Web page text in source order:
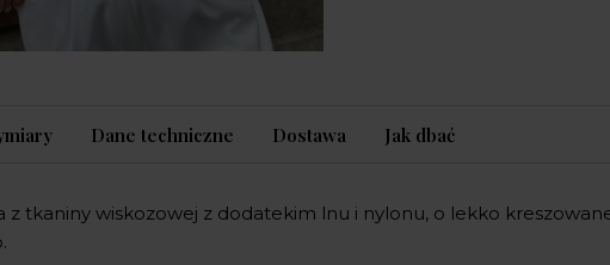
Dane techniczne Dostawa Jak dbać
z tkaniny wiskozowej z dodatekim lnu i nylonu, o lekko